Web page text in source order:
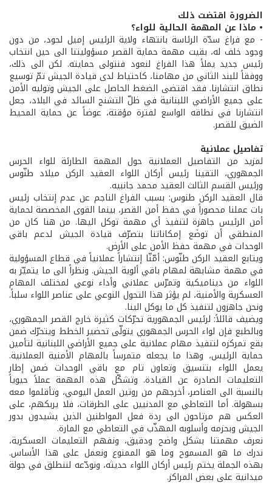
الضرورة اقتضت ذلك
• ماذا عن المهمة الحالية للواء؟
- مع فراغ سدّة الرئاسة بانتهاء ولاية الرئيس إميل لحود، من دون
وجود خلف له، بقيت مهمة حماية القصر مسؤوليتنا الى حين انتخاب
رئيس جديد يملأ هذا الفراغ لنعود فنتولى حمايته. لكن الى ذلك،
ووفقاً للبند الثاني من مهامنا، كاحتياط لدى قيادة الجيش تمّ توسيع
نطاق انتشارنا. فقد اقتضى الضغط الحاصل على الجيش وتوليه الأمن
على جميع الأراضي اللبنانية في ظلّ التشنج السائد في البلاد، جعل
انتشارنا في نطاقه الواسع لفترة مؤقتة، عوضاً عن حماية المحيط
الضيق للقصر.
تفاصيل عملانية
لمزيد من التفاصيل العملانية حول المهمة الطارئة للواء الحرس
الجمهوري، التقينا رئيس أركان اللواء العقيد الركن ميلاد طنّوس
ورئيس القسم الثالث العقيد محمد جانبيه.
قال العقيد الركن طنوس: بسبب الفراغ الناجم عن عدم إنتخاب رئيس
بات عملنا محصوراً في حفظ أمن القصر، بينما القوى المخصصة لحماية
أمن الرئيس جاهزة لتنفيذ أي مهمة توكل اليها. من هنا كان من
المنطقي أن توضَع إمكاناتنا بتصرّف قيادة الجيش لدعم باقي
الوحدات في مهمة حفظ الأمن على الأرض.
ويتابع العقيد الركن طنّوس: أمّنّا إنتشاراً عملانياً في قطاع المسؤولية
في مهمة مشابهة لمهام باقي ألوية الجيش. ونظراً الى ما يتميّز به
اللواء من ديناميكية وتمرّس عملاني وأداء نوعي لمختلف المهام
العسكرية والأمنية، لم يؤثر هذا التحول النوعي على عناصر اللواء سلباً.
ونحن جاهزون لتنفيذ كل ما يوكل الينا.
ويضيف قائلاً: لرئيس الجمهورية تحرّكات كثيرة خارج القصر الجمهوري،
وبالطبع فإن لواء الحرس الجمهوري يتولّى تحضير الخطط ويتحرّك ضمن
بقع تمركزه لتنفيذ مهام عملانية على جميع الأراضي اللبنانية لتأمين
حماية الرئيس، وهذا ما يجعله متمرساً بالمهام الأمنية العملانية.
يعمل اللواء بتنسيق وتعاون تام مع باقي الوحدات ضمن إطار
التعليمات الصادرة عن القيادة. وتشكّل هذه المهمة عملاً حيوياً
بالنسبة الى العناصر، أخرجهم من روتين العمل اليومي، وتأقلموا معه
بسهولة. أما التعاطي مع المدنيين على الطرقات، فلا يربكهم، على
العكس هم مرتاحون الى ردة فعل المواطنين الذين يشيدون بدور
الجيش وبحزمه وأسلوبه المهذّب في التعاطي مع المارة.
نعرف مهمتنا بشكل واضح ودقيق، ونفهم التعليمات العسكرية،
ندرك ما هو المسموح وما هو الممنوع ونعمل على هذا الأساس.
بهذه الجملة يختم رئيس أركان اللواء حديثه، ونودّعه لننطلق في جولة
ميدانية على بعض المراكز.